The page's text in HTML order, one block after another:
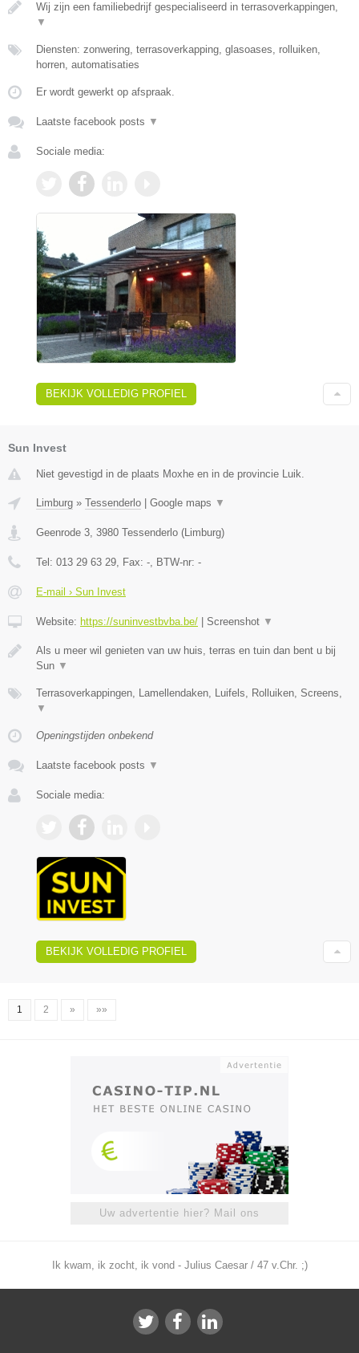
Wij zijn een familiebedrijf gespecialiseerd in terrasoverkappingen,
▼
Diensten: zonwering, terrasoverkapping, glasoases, rolluiken,
horren, automatisaties
Er wordt gewerkt op afspraak.
Laatste facebook posts ▼
Sociale media:
BEKIJK VOLLEDIG PROFIEL
Sun Invest
Niet gevestigd in de plaats Moxhe en in de provincie Luik.
Limburg » Tessenderlo Google maps ▼
Geenrode 3 3980 Tessenderlo ( Limburg)
Tel: 013 29 63 29 , Fax: - , BTW-nr: -
E-mail › Sun Invest
Website: https://suninvestbvba.be/ Screenshot ▼
Als u meer wil genieten van uw huis, terras en tuin dan bent u bij
Sun ▼
Terrasoverkappingen, Lamellendaken, Luifels, Rolluiken, Screens,
▼
Openingstijden onbekend
Laatste facebook posts ▼
Sociale media:
BEKIJK VOLLEDIG PROFIEL
1 2 » »»
Uw advertentie hier? Mail ons
Ik kwam, ik zocht, ik vond - Julius Caesar / 47 v.Chr. ;)